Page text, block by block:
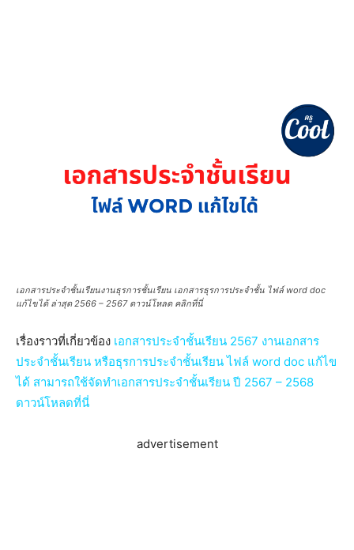
เอกสารประจำชั้นเรียนงานธุรการชั้นเรียน เอกสารธุรการประจำชั้น ไฟล์ word doc
แก้ไขได้ ล่าสุด 2566 – 2567 ดาวน์โหลด คลิกที่นี่
เรื่องราวที่เกี่ยวข้อง เอกสารประจำชั้นเรียน 2567 งานเอกสาร
ประจำชั้นเรียน หรือธุรการประจำชั้นเรียน ไฟล์ word doc แก้ไข
ได้ สามารถใช้จัดทำเอกสารประจำชั้นเรียน ปี 2567 – 2568
ดาวน์โหลดที่นี่
advertisement